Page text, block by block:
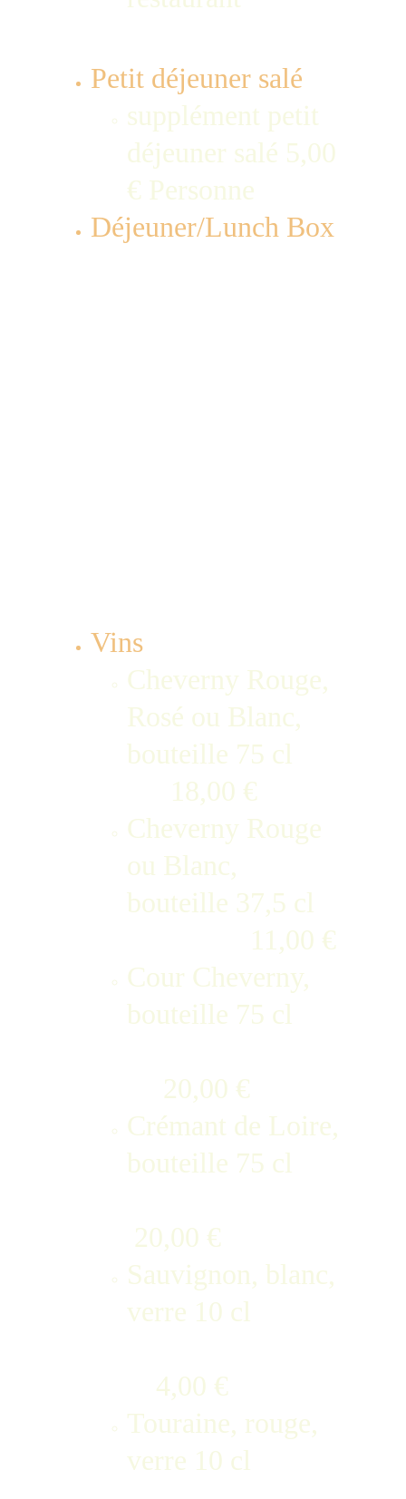
Petit déjeuner salé
supplément petit
déjeuner salé 5,00
€ Personne
Déjeuner/Lunch Box
Vins
Cheverny Rouge,
Rosé ou Blanc,
bouteille 75 cl
      18,00 €
Cheverny Rouge
ou Blanc,
bouteille 37,5 cl
                 11,00 €
Cour Cheverny,
bouteille 75 cl
     20,00 €
Crémant de Loire,
bouteille 75 cl
20,00 €
Sauvignon, blanc,
verre 10 cl
    4,00 €
Touraine, rouge,
verre 10 cl